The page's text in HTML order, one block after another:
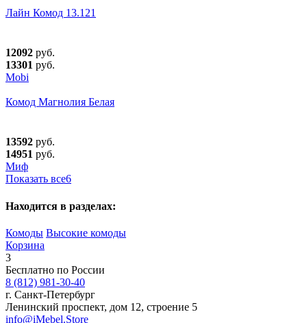
Лайн Комод 13.121
12092 руб.
13301 руб.
Mobi
Комод Магнолия Белая
13592 руб.
14951 руб.
Миф
Показать все6
Находится в разделах:
Комоды Высокие комоды
Корзина
3
Бесплатно по России
8 (812) 981-30-40
г. Санкт-Петербург
Ленинский проспект, дом 12, строение 5
info@iMebel.Store